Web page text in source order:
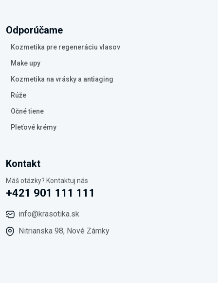
Odporúčame
Kozmetika pre regeneráciu vlasov
Make upy
Kozmetika na vrásky a antiaging
Rúže
Očné tiene
Pleťové krémy
Kontakt
Máš otázky? Kontaktuj nás
+421 901 111 111
info@krasotika.sk
Nitrianska 98, Nové Zámky